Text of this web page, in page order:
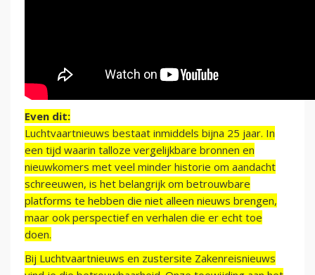
Even dit:
Luchtvaartnieuws bestaat inmiddels bijna 25 jaar. In
een tijd waarin talloze vergelijkbare bronnen en
nieuwkomers met veel minder historie om aandacht
schreeuwen, is het belangrijk om betrouwbare
platforms te hebben die niet alleen nieuws brengen,
maar ook perspectief en verhalen die er echt toe
doen.
Bij Luchtvaartnieuws en zustersite Zakenreisnieuws